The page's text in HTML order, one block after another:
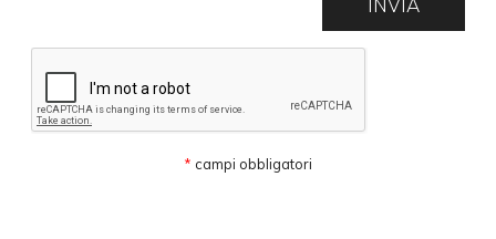
* campi obbligatori